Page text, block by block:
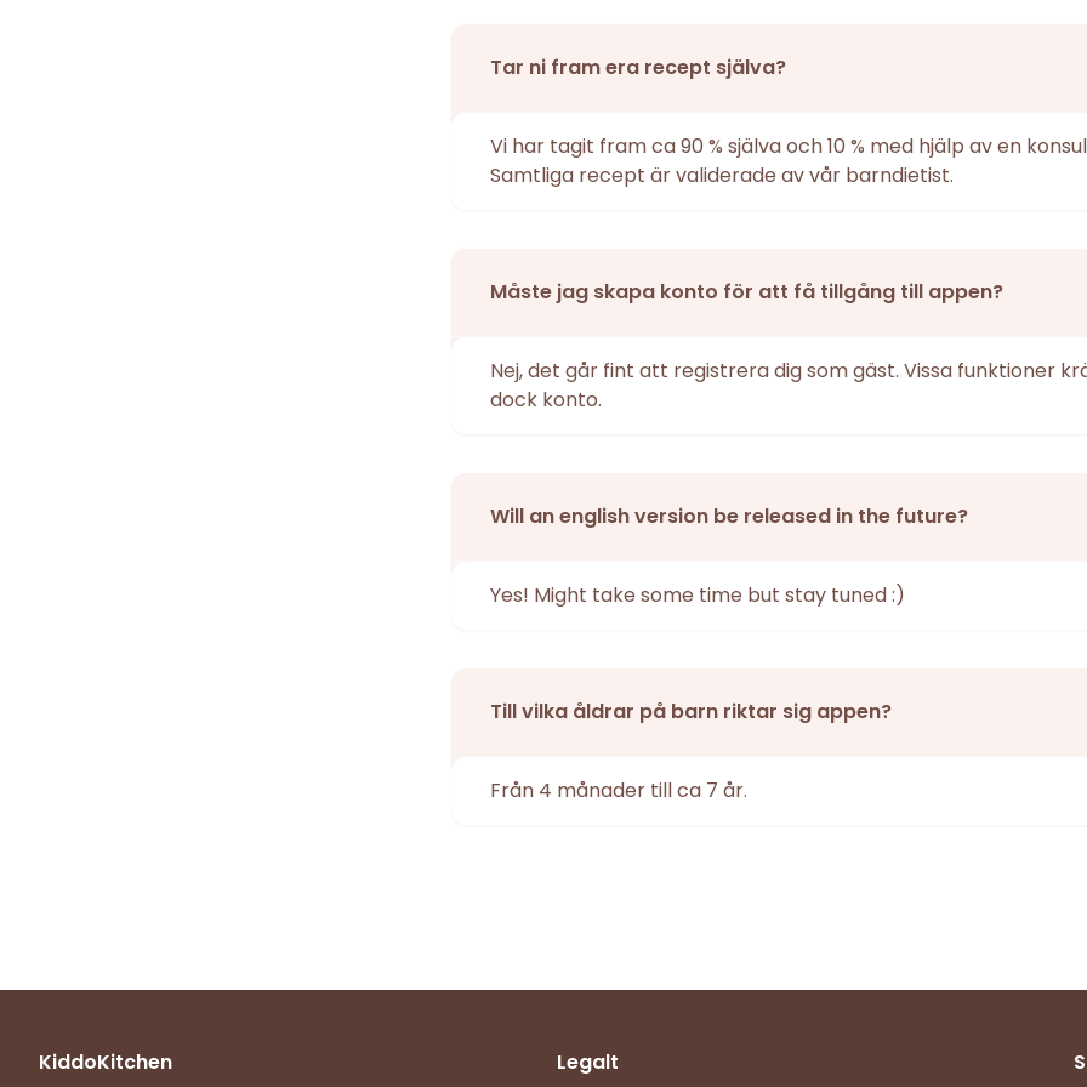
Tar ni fram era recept själva?
Vi har tagit fram ca 90 % själva och 10 % med hjälp av en
Samtliga recept är validerade av vår barndietist.
Måste jag skapa konto för att få tillgång till appen?
Nej, det går fint att registrera dig som gäst. Vissa funktioner
dock konto.
Will an english version be released in the future?
Yes! Might take some time but stay tuned :)
Till vilka åldrar på barn riktar sig appen?
Från 4 månader till ca 7 år.
KiddoKitchen Legalt